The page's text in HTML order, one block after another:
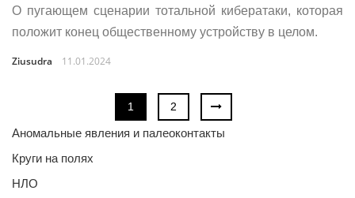
О пугающем сценарии тотальной кибератаки, которая
положит конец общественному устройству в целом.
Ziusudra 11.01.2024
1 2
Аномальные явления и палеоконтакты
Круги на полях
НЛО